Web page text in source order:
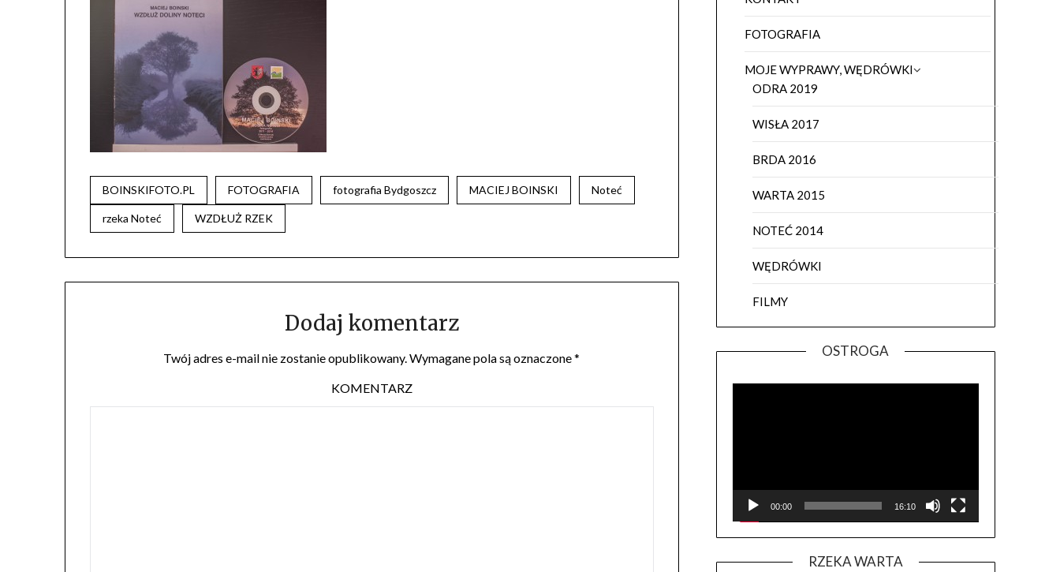
BOINSKIFOTO.PL FOTOGRAFIA fotografia Bydgoszcz MACIEJ BOINSKI Noteć
rzeka Noteć WZDŁUŻ RZEK
Dodaj komentarz
Twój adres e-mail nie zostanie opublikowany.Wymagane pola są oznaczone*
KOMENTARZ
FOTOGRAFIA
MOJE WYPRAWY, WĘDRÓWKI
ODRA 2019
WISŁA 2017
BRDA 2016
WARTA 2015
NOTEĆ 2014
WĘDRÓWKI
FILMY
OSTROGA
00:00 16:10
RZEKA WARTA